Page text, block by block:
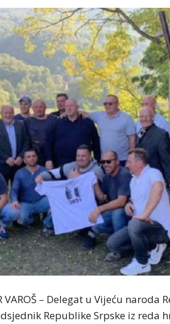
VAROŠ – Delegat u Vijeću naroda
Republike Srpske iz reda